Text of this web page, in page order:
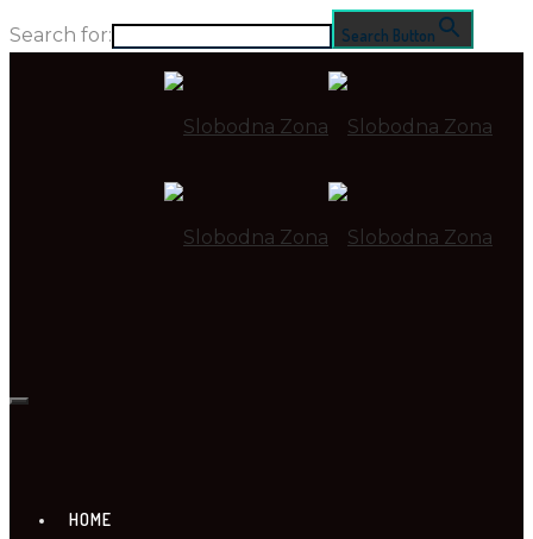
Search for: Search Button
HOME